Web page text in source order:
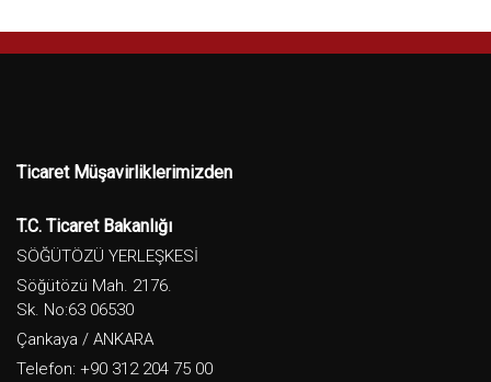
Ticaret Müşavirliklerimizden
T.C. Ticaret Bakanlığı
SÖĞÜTÖZÜ YERLEŞKESİ
Söğütözü Mah. 2176.
Sk. No:63 06530
Çankaya / ANKARA
Telefon: +90 312 204 75 00